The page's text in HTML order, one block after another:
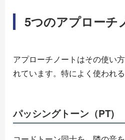
5つのアプローチ
アプローチノートはその使い
れています。特によく使われ
パッシングトーン（PT)